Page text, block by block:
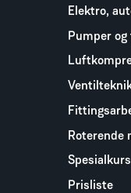
Elektro,
Pumper
Roterende
Prisliste